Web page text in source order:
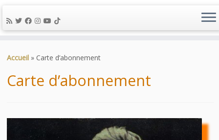
auAccueil » Carte d’abonnement
Carte d’abonnement